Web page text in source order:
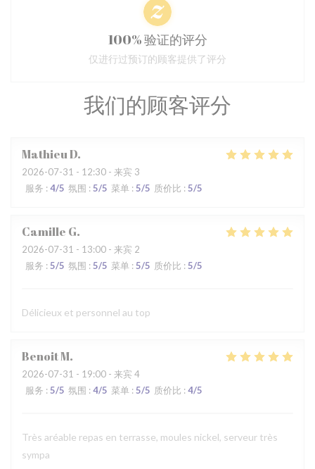
我们的顾客评分
MathieuD
2026-07-31 - 12:30 - 来宾 3
服务 : 4/5 氛围 : 5/5 菜单 : 5/5 质价比 : 5/5
Camille G
2026-07-31 - 13:00 - 来宾 2
服务 : 5/5 氛围 : 5/5 菜单 : 5/5 质价比 : 5/5
Délicieux et personnel au top
BenoitM
2026-07-31 - 19:00 - 来宾 4
服务 : 5/5 氛围 : 4/5 菜单 : 5/5 质价比 : 4/5
Très aréable repas en terrasse, moules nickel, serveur très
sympa
100% 验证的评分
仅进行过预订的顾客提供了评分